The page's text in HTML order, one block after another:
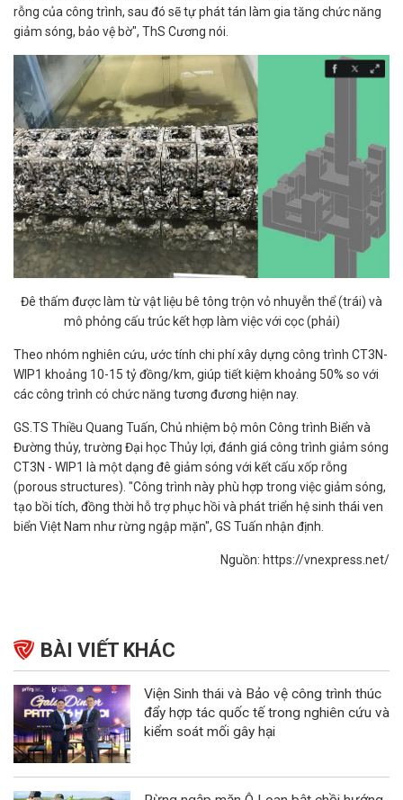
rỗng của công trình, sau đó sẽ tự phát tán làm gia tăng chức năng
giảm sóng, bảo vệ bờ", ThS Cương nói.
Đê thấm được làm từ vật liệu bê tông trộn vỏ nhuyễn thể (trái) và
mô phỏng cấu trúc kết hợp làm việc với cọc (phải)
Theo nhóm nghiên cứu, ước tính chi phí xây dựng công trình CT3N-
WIP1 khoảng 10-15 tỷ đồng/km, giúp tiết kiệm khoảng 50% so với
các công trình có chức năng tương đương hiện nay.
GS.TS Thiều Quang Tuấn, Chủ nhiệm bộ môn Công trình Biển và
Đường thủy, trường Đại học Thủy lợi, đánh giá công trình giảm sóng
CT3N - WIP1 là một dạng đê giảm sóng với kết cấu xốp rỗng
(porous structures). "Công trình này phù hợp trong việc giảm sóng,
tạo bồi tích, đồng thời hỗ trợ phục hồi và phát triển hệ sinh thái ven
biển Việt Nam như rừng ngập mặn", GS Tuấn nhận định.
Nguồn: https://vnexpress.net/
BÀI VIẾT KHÁC
Viện Sinh thái và Bảo vệ công trình thúc
đẩy hợp tác quốc tế trong nghiên cứu và
kiểm soát mối gây hại